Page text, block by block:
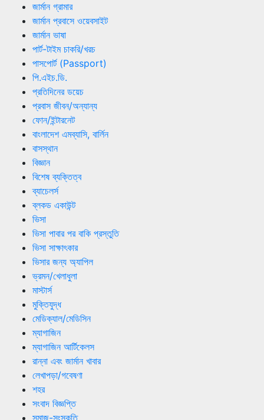
জার্মান গ্রামার
জার্মান প্রবাসে ওয়েবসাইট
জার্মান ভাষা
পার্ট-টাইম চাকরি/খরচ
পাসপোর্ট (Passport)
পি.এইচ.ডি.
প্রতিদিনের ডয়েচ
প্রবাস জীবন/অন্যান্য
ফোন/ইন্টারনেট
বাংলাদেশ এমব্যাসি, বার্লিন
বাসস্থান
বিজ্ঞান
বিশেষ ব্যক্তিত্ব
ব্যাচেলর্স
ব্লকড একাউন্ট
ভিসা
ভিসা পাবার পর বাকি প্রস্তুতি
ভিসা সাক্ষাৎকার
ভিসার জন্য অ্যাপিল
ভ্রমন/খেলাধুলা
মাস্টার্স
মুক্তিযুদ্ধ
মেডিক্যাল/মেডিসিন
ম্যাগাজিন
ম্যাগাজিন আর্টিকেলস
রান্না এবং জার্মান খাবার
লেখাপড়া/গবেষণা
শহর
সংবাদ বিজ্ঞপ্তি
সমাজ-সংস্কৃতি